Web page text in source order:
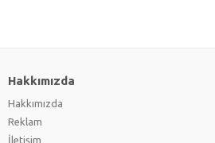
Hakkımızda
Hakkımızda
Reklam
İletişim